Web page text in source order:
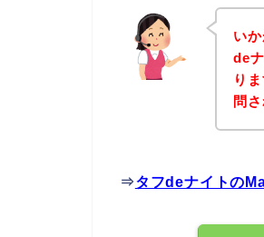
い
de
り
問
⇒タフdeナイトの